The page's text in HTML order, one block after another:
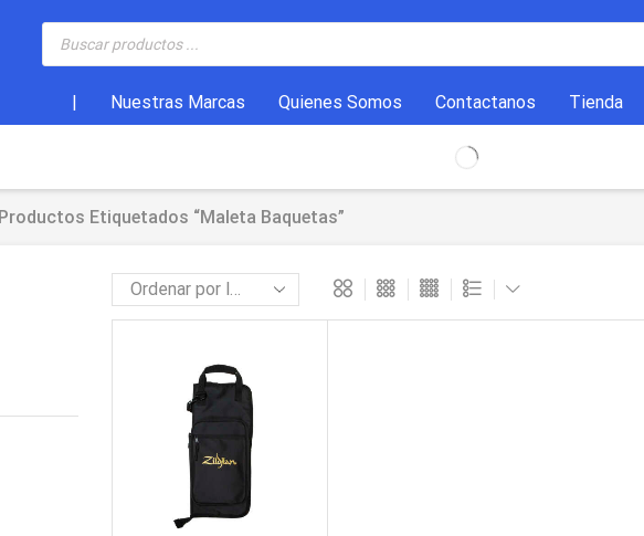
Nuestras Marcas Quienes Somos Contactanos Tienda
Productos Etiquetados “maleta Baquetas”